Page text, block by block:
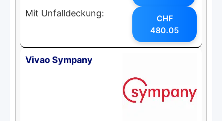
Mit Unfalldeckung:
CHF
480.05
Vivao Sympany